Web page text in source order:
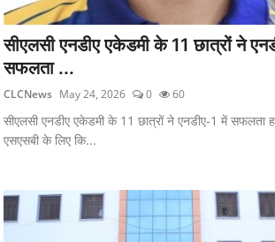
सीएलसी एनडीए एकेडमी के 11 छात्रों ने
सफलता ...
CLCNews May 24, 2026 0 60
सीएलसी एनडीए एकेडमी के 11 छात्रों ने एनडीए-1 में सफलता
एसएसबी के लिए कि...